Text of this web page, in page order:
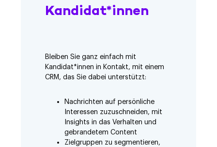
Kandidat*innen
Bleiben Sie ganz einfach mit
Kandidat*innen in Kontakt, mit einem
CRM, das Sie dabei unterstützt:
Nachrichten auf persönliche
Interessen zuzuschneiden, mit
Insights in das Verhalten und
gebrandetem Content
Zielgruppen zu segmentieren,